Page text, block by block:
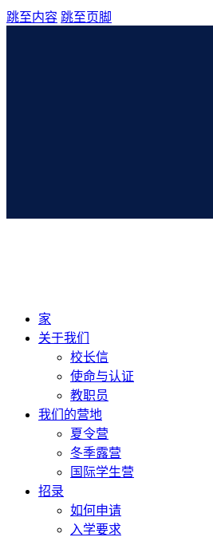
跳至内容 跳至页脚
家
关于我们
校长信
使命与认证
教职员
我们的营地
夏令营
冬季露营
国际学生营
招录
如何申请
入学要求